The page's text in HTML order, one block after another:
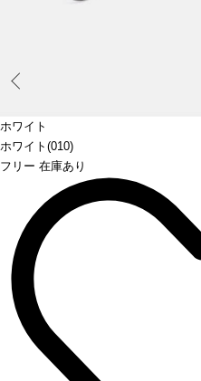
ホワイト
ホワイト(010)
フリー 在庫あり